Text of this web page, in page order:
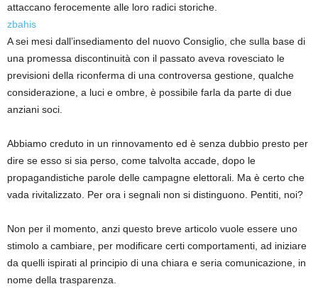
attaccano ferocemente alle loro radici storiche.
zbahis
A sei mesi dall’insediamento del nuovo Consiglio, che sulla base di
una promessa discontinuità con il passato aveva rovesciato le
previsioni della riconferma di una controversa gestione, qualche
considerazione, a luci e ombre, è possibile farla da parte di due
anziani soci.
Abbiamo creduto in un rinnovamento ed è senza dubbio presto per
dire se esso si sia perso, come talvolta accade, dopo le
propagandistiche parole delle campagne elettorali. Ma è certo che
vada rivitalizzato. Per ora i segnali non si distinguono. Pentiti, noi?
Non per il momento, anzi questo breve articolo vuole essere uno
stimolo a cambiare, per modificare certi comportamenti, ad iniziare
da quelli ispirati al principio di una chiara e seria comunicazione, in
nome della trasparenza.